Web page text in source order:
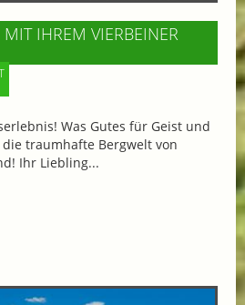
IHREM VIERBEINER
Was Gutes für Geist und
die traumhafte Bergwelt von
Ihr Liebling...